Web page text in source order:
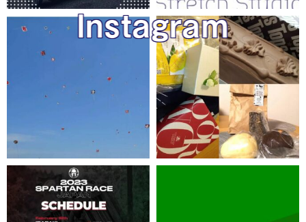
Instagram